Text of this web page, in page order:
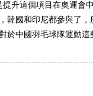
升這個項目在奧運會
韓國和印尼都參與了
於中國羽毛球隊運動這